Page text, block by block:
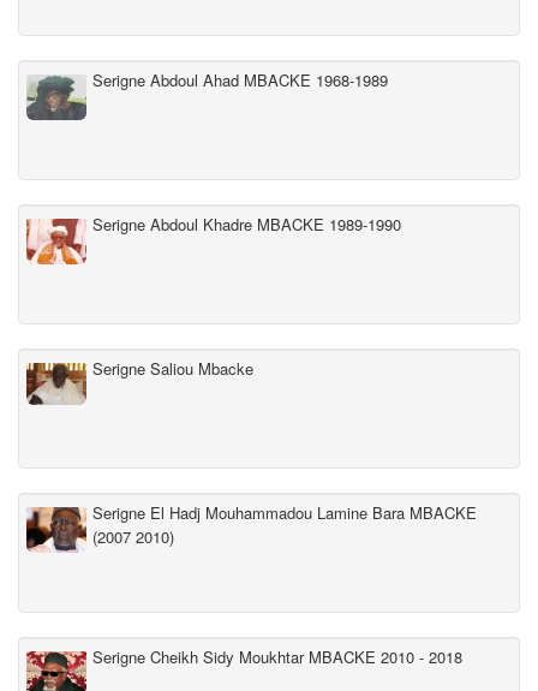
Serigne Abdoul Ahad MBACKE 1968-1989
Serigne Abdoul Khadre MBACKE 1989-1990
Serigne Saliou Mbacke
Serigne El Hadj Mouhammadou Lamine Bara MBACKE
(2007 2010)
Serigne Cheikh Sidy Moukhtar MBACKE 2010 - 2018